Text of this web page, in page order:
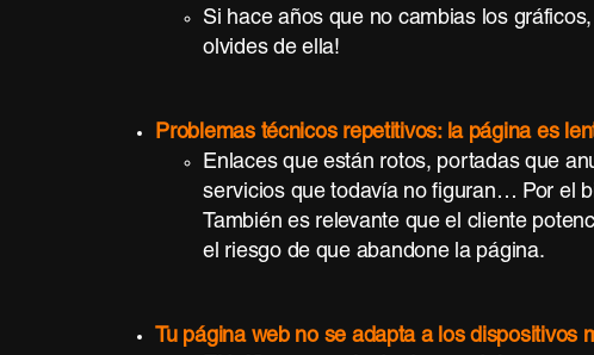
Si hace años que no cambias los
olvides de ella!
Problemas técnicos repetitivos: la página es
Enlaces que están rotos, portadas que
servicios que todavía no figuran… Por el
También es relevante que el cliente
el riesgo de que abandone la página.
Tu página web no se adapta a los dispositivos